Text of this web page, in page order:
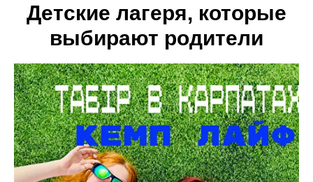
Детские лагеря, которые
выбирают родители